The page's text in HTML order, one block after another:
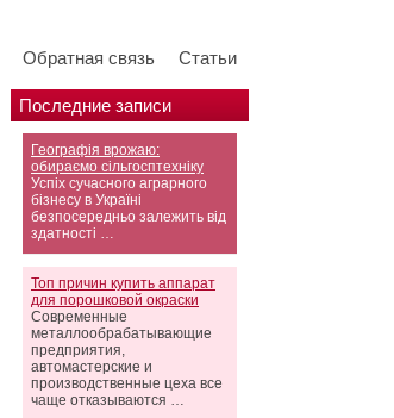
Обратная связь Статьи
Последние записи
Географія врожаю:
обираємо сільгосптехніку
Успіх сучасного аграрного
бізнесу в Україні
безпосередньо залежить від
здатності …
Топ причин купить аппарат
для порошковой окраски
Современные
металлообрабатывающие
предприятия,
автомастерские и
производственные цеха все
чаще отказываются …